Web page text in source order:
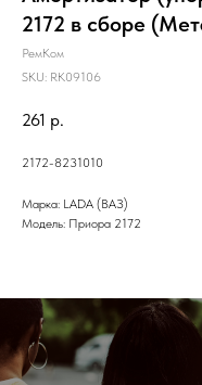
2172 в сборе
РемКом
SKU: RK09106
261 р.
2172-8231010
Марка: LADA (ВАЗ)
Модель: Приора 2172